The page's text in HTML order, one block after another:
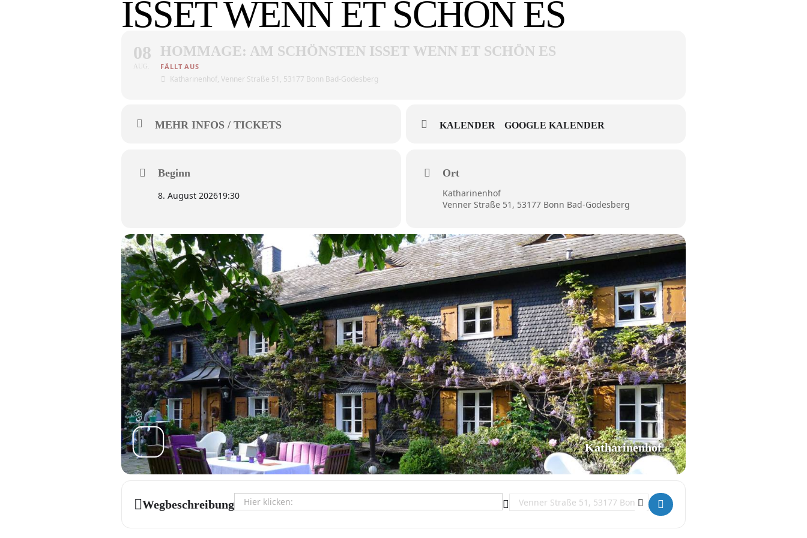
ISSET WENN ET SCHÖN ES
08
AUG.
HOMMAGE: AM SCHÖNSTEN ISSET WENN ET SCHÖN ES
Katharinenhof, Venner Straße 51, 53177 Bonn Bad-Godesberg
MEHR INFOS / TICKETS KALENDER GOOGLE KALENDER
Beginn
8. August 202619:30
Ort
Katharinenhof
Venner Straße 51, 53177 Bonn Bad-Godesberg
Katharinenhof
WegbeschreibungAddress - Hommage: am Schönsten isset wenn et schön es [] Destination Address - Hommage: am Schönsten isset wenn et schön es []